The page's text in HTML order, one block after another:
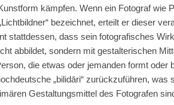
kämpfen. Wenn ein Fotograf wie
bezeichnet, erteilt er dieser
stattdessen, dass sein fotografisches
abbildet, sondern mit gestalterischen
die etwas oder jemanden formt oder
„bilidāri“ zurückzuführen, was
Gestaltungsmittel des Fotografen